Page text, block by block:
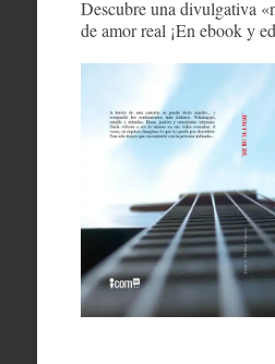
Descubre una divulgativa
de amor real ¡En ebook y